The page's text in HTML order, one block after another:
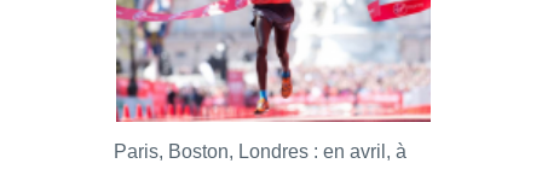
Paris, Boston, Londres : en avril, à